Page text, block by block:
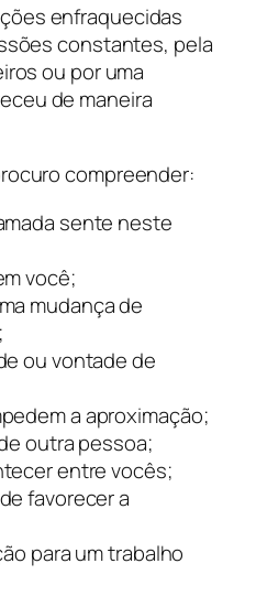
enfraquecidas
constantes, pela
ou por uma
de maneira
compreender:
sente neste
você;
mudança de
ou vontade de
a aproximação;
outra pessoa;
entre vocês;
favorecer a
para um trabalho